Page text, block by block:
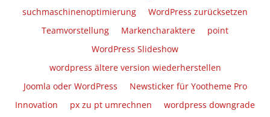
suchmaschinenoptimierung
WordPress zurücksetzen
Teamvorstellung
Markencharaktere
point
WordPress Slideshow
wordpress ältere version wiederherstellen
Joomla oder WordPress
Newsticker für Yootheme Pro
Innovation
px zu pt umrechnen
wordpress downgrade